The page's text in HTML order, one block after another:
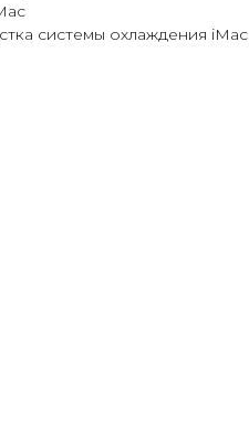
системы охлаждения iMac